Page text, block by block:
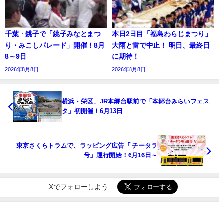
千葉・銚子で「銚子みなとまつ
り・みこしパレード」開催！8月
8～9日
2026年8月8日
本日2日目「福島わらじまつり」
大雨と雷で中止！ 明日、最終日
に期待！
2026年8月8日
横浜・栄区、JR本郷台駅前で「本郷台みらいフェス
タ」初開催！6月13日
東京さくらトラムで、ラッピング広告「 チータラ
号」運行開始！6月16日～
Xでフォローしよう